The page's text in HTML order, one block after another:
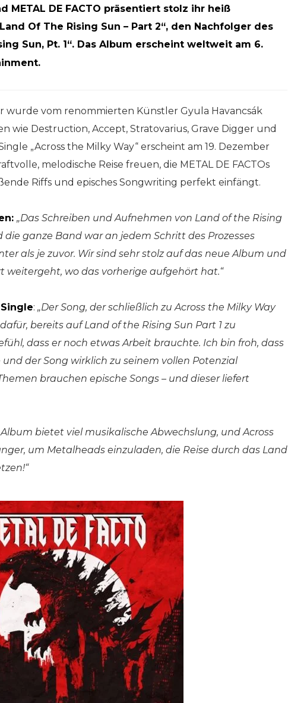
METAL DE FACTO präsentiert stolz ihr heiß
Of The Rising Sun – Part 2“, den Nachfolger des
Sun, Pt. 1“. Das Album erscheint weltweit am 6.
wurde vom renommierten Künstler Gyula Havancsák
wie Destruction, Accept, Stratovarius, Grave Digger und
„Across the Milky Way“ erscheint am 19. Dezember
melodische Reise freuen, die METAL DE FACTOs
Riffs und episches Songwriting perfekt einfängt.
„Das Schreiben und Aufnehmen von Land of the Rising
die ganze Band war an jedem Schritt des Prozesses
als je zuvor. Wir sind sehr stolz auf das neue Album und
weitergeht, wo das vorherige aufgehört hat.“
: „Der Song, der schließlich zu Across the Milky Way
bereits auf Land of the Rising Sun Part 1 zu
dass er noch etwas Arbeit brauchte. Ich bin froh, dass
der Song wirklich zu seinem vollen Potenzial
brauchen epische Songs – und dieser liefert
bietet viel musikalische Abwechslung, und Across
um Metalheads einzuladen, die Reise durch das Land